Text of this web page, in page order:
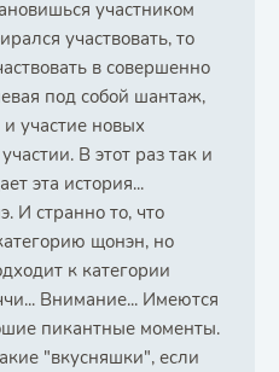
участником
участвовать, то
в совершенно
под собой шантаж,
участие новых
В этот раз так и
эта история...
И странно то, что
щонэн, но
к категории
Внимание... Имеются
пикантные моменты.
"вкусняшки", если